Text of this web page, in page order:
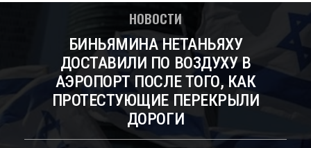
НОВОСТИ
БИНЬЯМИНА НЕТАНЬЯХУ
ДОСТАВИЛИ ПО ВОЗДУХУ В
АЭРОПОРТ ПОСЛЕ ТОГО, КАК
ПРОТЕСТУЮЩИЕ ПЕРЕКРЫЛИ
ДОРОГИ